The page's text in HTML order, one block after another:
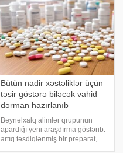
məsələdir. Siz
Bütün nadir xəstəliklər üçün
təsir göstərə biləcək vahid
dərman hazırlanıb
Beynəlxalq alimlər qrupunun
apardığı yeni araşdırma göstərib:
artıq təsdiqlənmiş bir preparat,